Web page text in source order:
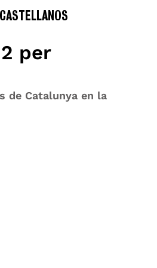
per
de Catalunya en la